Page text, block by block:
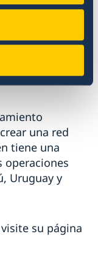
brecha entre
y cómo
a su
una red
tiene una
operaciones
Uruguay y
su página